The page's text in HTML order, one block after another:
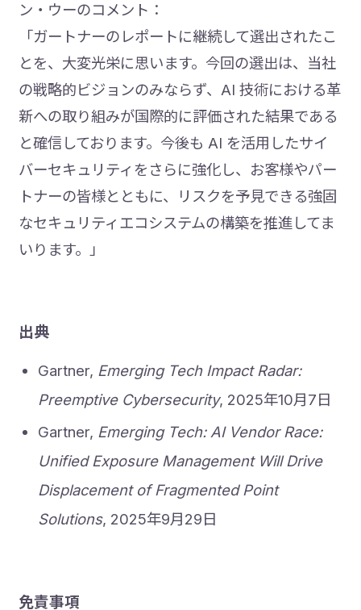
ン・ウーのコメント：
「ガートナーのレポートに継続して選出されたこ
とを、大変光栄に思います。今回の選出は、当社
の戦略的ビジョンのみならず、AI 技術における革
新への取り組みが国際的に評価された結果である
と確信しております。今後も AI を活用したサイ
バーセキュリティをさらに強化し、お客様やパー
トナーの皆様とともに、リスクを予見できる強固
なセキュリティエコシステムの構築を推進してま
いります。」
出典
Gartner, Emerging Tech Impact Radar:
Preemptive Cybersecurity, 2025年10月7日
Gartner, Emerging Tech: AI Vendor Race:
Unified Exposure Management Will Drive
Displacement of Fragmented Point
Solutions, 2025年9月29日
免責事項